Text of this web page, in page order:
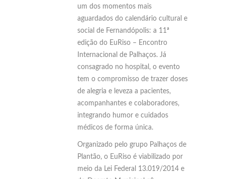
um dos momentos mais
aguardados do calendário cultural e
social de Fernandópolis: a 11ª
edição do EuRiso – Encontro
Internacional de Palhaços. Já
consagrado no hospital, o evento
tem o compromisso de trazer doses
de alegria e leveza a pacientes,
acompanhantes e colaboradores,
integrando humor e cuidados
médicos de forma única.
Organizado pelo grupo Palhaços de
Plantão, o EuRiso é viabilizado por
meio da Lei Federal 13.019/2014 e